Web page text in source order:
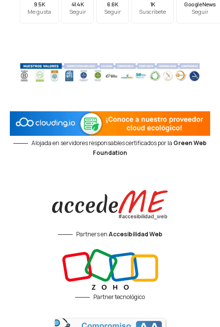
9.5K
Me gusta
41.4K
Seguir
6.6K
Seguir
1K
Suscríbete
Google News
Seguir
Alojada en servidores responsables certificados por la Green Web
Foundation
Partners enAccesibilidad Web
Partner tecnológico